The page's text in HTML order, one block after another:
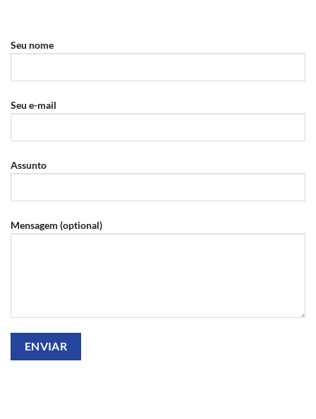
Seu nome
Seu e-mail
Assunto
Mensagem (optional)